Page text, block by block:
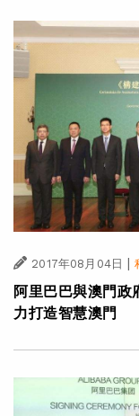
2017年08月04日
阿里巴巴與澳門政
力打造智慧澳門